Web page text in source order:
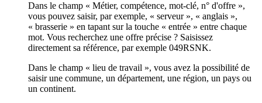
Dans le champ « Métier, compétence, mot-clé, n° d'offre »,
vous pouvez saisir, par exemple, « serveur », « anglais »,
« brasserie » en tapant sur la touche « entrée » entre chaque
mot. Vous recherchez une offre précise ? Saisissez
directement sa référence, par exemple 049RSNK.
Dans le champ « lieu de travail », vous avez la possibilité de
saisir une commune, un département, une région, un pays ou
un continent.